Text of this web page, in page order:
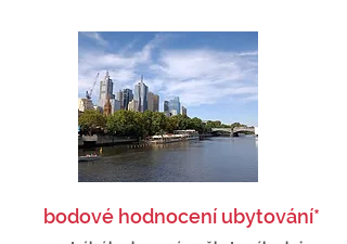
bodové hodnocení ubytování*